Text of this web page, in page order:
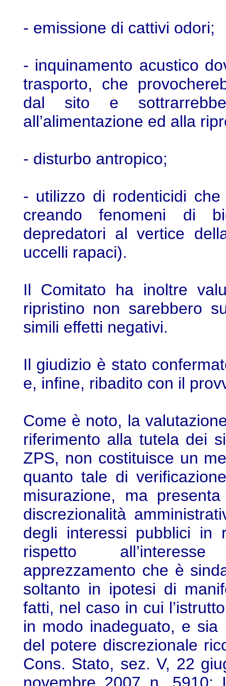
- emissione di cattivi odori;
- inquinamento acustico
trasporto, che
dal sito e
all’alimentazione ed alla
- disturbo antropico;
- utilizzo di rodenticidi
creando fenomeni di
depredatori al vertice
uccelli rapaci).
Il Comitato ha inoltre
ripristino non sarebbero
simili effetti negativi.
Il giudizio è stato
e, infine, ribadito con il
Come è noto, la
riferimento alla tutela dei
ZPS, non costituisce un
quanto tale di
misurazione, ma
discrezionalità
degli interessi pubblici in
rispetto all’interesse
apprezzamento che è
soltanto in ipotesi di
fatti, nel caso in cui
in modo inadeguato, e sia
del potere discrezionale
Cons. Stato, sez. V, 22